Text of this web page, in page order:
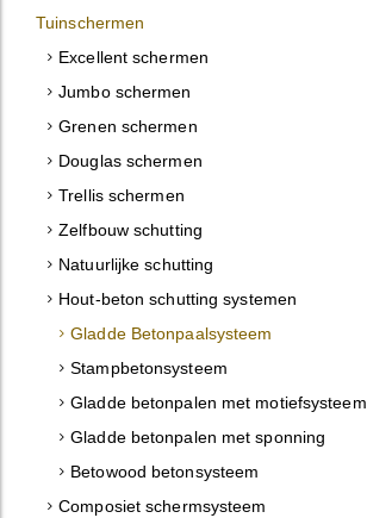
Tuinschermen
Excellent schermen
Jumbo schermen
Grenen schermen
Douglas schermen
Trellis schermen
Zelfbouw schutting
Natuurlijke schutting
Hout-beton schutting systemen
Gladde Betonpaalsysteem
Stampbetonsysteem
Gladde betonpalen met motiefsysteem
Gladde betonpalen met sponning
Betowood betonsysteem
Composiet schermsysteem